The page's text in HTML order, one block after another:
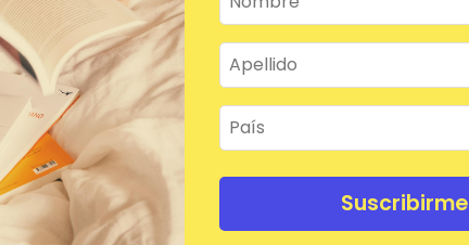
Suscribirme
Mantenerme conectado ¿Contraseña olvidada?